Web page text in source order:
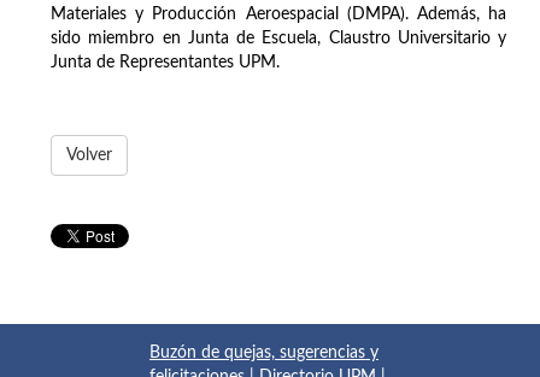
Materiales y Producción Aeroespacial (DMPA). Además, ha
sido miembro en Junta de Escuela, Claustro Universitario y
Junta de Representantes UPM.
Volver
Buzón de quejas, sugerencias y